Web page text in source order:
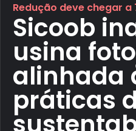
Redução deve chegar
Sicoob
usina
alinhada
práticas